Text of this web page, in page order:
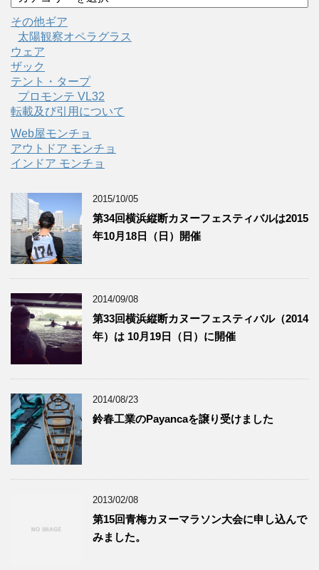
その他ギア
太陽観察オペラグラス
ウェア
ザック
テント・タープ
プロモンテ VL32
転載及び引用について
Web屋モンチョ
アウトドア モンチョ
インドア モンチョ
2015/10/05
第34回横浜縦断カヌーフェスティバルは2015
年10月18日（日）開催
2014/09/08
第33回横浜縦断カヌーフェスティバル（2014
年）は 10月19日（日）に開催
2014/08/23
鈴春工業のPayancaを譲り受けました
2013/02/08
第15回青梅カヌーマラソン大会に申し込んで
みました。